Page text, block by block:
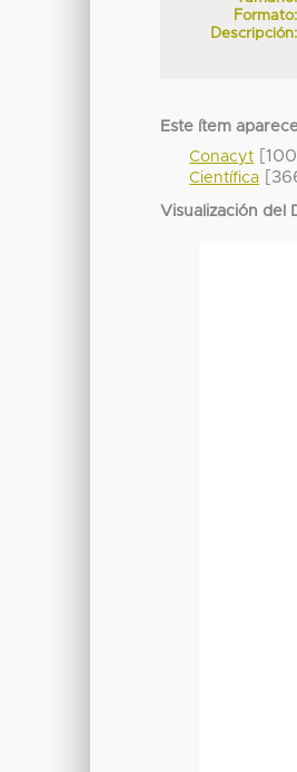
Formato:
Descripción:
Este ítem
Conacyt
Científica
Visualización del